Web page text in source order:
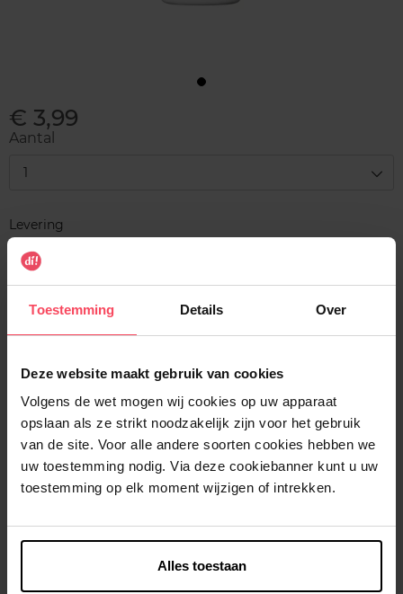
Toestemming Details Over
Deze website maakt gebruik van cookies
Volgens de wet mogen wij cookies op uw apparaat
opslaan als ze strikt noodzakelijk zijn voor het gebruik
van de site. Voor alle andere soorten cookies hebben we
uw toestemming nodig. Via deze cookiebanner kunt u uw
toestemming op elk moment wijzigen of intrekken.
Alles toestaan
€ 3,99
Aantal
1
Levering
Voorradig
In winkelmandje
Gratis levering bij aankoop van min. 35€.
Verzending binnen 24u
Beschrijving